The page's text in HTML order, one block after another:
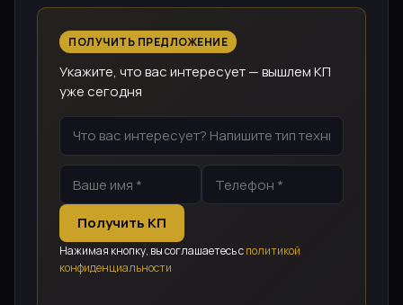
ПОЛУЧИТЬ ПРЕДЛОЖЕНИЕ
Укажите, что вас интересует — вышлем КП
уже сегодня
Получить КП
Нажимая кнопку, вы соглашаетесь сполитикой
конфиденциальности